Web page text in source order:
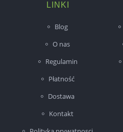
LINKI
Blog
O nas
Regulamin
Płatność
Dostawa
Kontakt